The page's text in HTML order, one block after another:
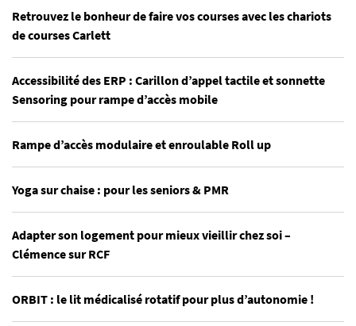
Retrouvez le bonheur de faire vos courses avec les chariots
de courses Carlett
Accessibilité des ERP : Carillon d’appel tactile et sonnette
Sensoring pour rampe d’accès mobile
Rampe d’accès modulaire et enroulable Roll up
Yoga sur chaise : pour les seniors & PMR
Adapter son logement pour mieux vieillir chez soi –
Clémence sur RCF
ORBIT : le lit médicalisé rotatif pour plus d’autonomie !